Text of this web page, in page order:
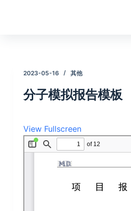
2023-05-16 其他
分子模拟报告模板
View Fullscreen